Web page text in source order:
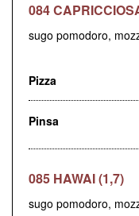
084
sugo pomodoro,
Pizza
Pinsa
085 HAWAI (1,7)
sugo pomodoro,